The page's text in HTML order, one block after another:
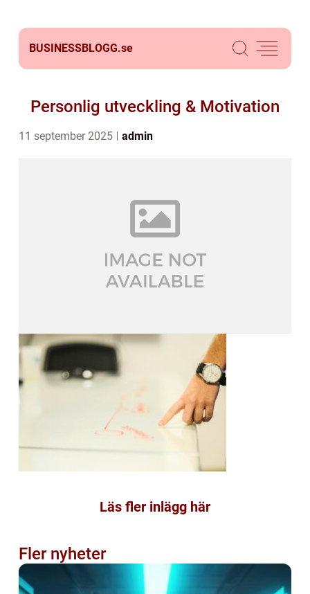
BUSINESSBLOGG.se
Personlig utveckling & Motivation
11 september 2025 admin
Läs fler inlägg här
Fler nyheter